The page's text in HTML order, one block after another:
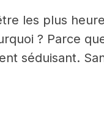
les plus
? Parce
séduisant.